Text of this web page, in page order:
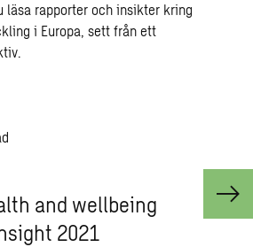
läsa rapporter och insikter kring
i Europa, sett från ett
and well­be­ing
2021